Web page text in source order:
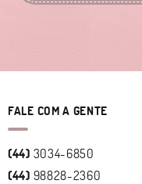
FALE COM A GENTE
(44) 3034-6850
(44) 98828-2360